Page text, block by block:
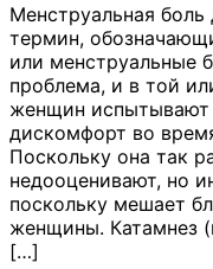
Менструальная
термин,
или менструальные
проблема, и в той
женщин испытывают
дискомфорт во
Поскольку она так
недооценивают, но
поскольку мешает
женщины. Катамнез
[…]